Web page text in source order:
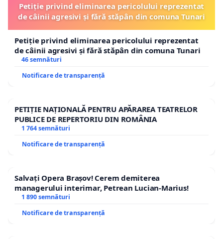
Petiție privind eliminarea pericolului reprezentat
de câinii agresivi și fără stăpân din comuna Tunari
Petiție privind eliminarea pericolului reprezentat
de câinii agresivi și fără stăpân din comuna Tunari
46 semnături
Notificare de transparență
PETIȚIE NAȚIONALĂ PENTRU APĂRAREA TEATRELOR
PUBLICE DE REPERTORIU DIN ROMÂNIA
1 764 semnături
Notificare de transparență
Salvați Opera Brașov! Cerem demiterea
managerului interimar, Petrean Lucian-Marius!
1 890 semnături
Notificare de transparență